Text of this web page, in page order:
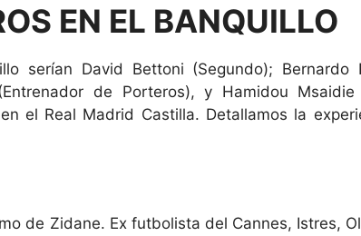
EN EL BANQUILLO
serían David Bettoni (Segundo); Bernardo
de Porteros), y Hamidou Msaidie
el Real Madrid Castilla. Detallamos la
de Zidane. Ex futbolista del Cannes, Istres,